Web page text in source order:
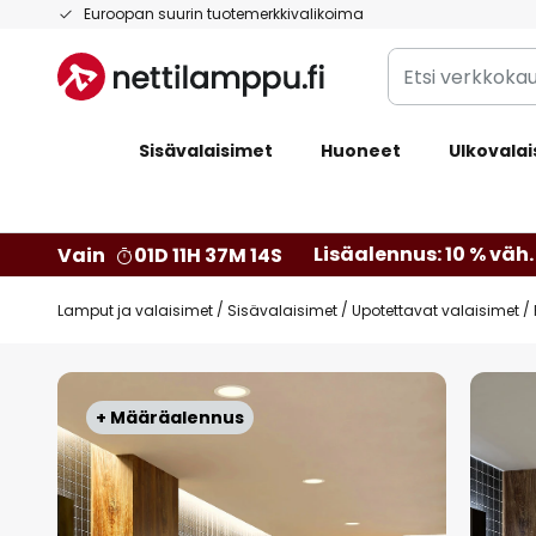
Euroopan suurin tuotemerkkivalikoima
Skip
Content
Etsi
verkkokaupan
Sisävalaisimet Huoneet
Vain 01D 11H 37M 13S Lisäalennus: 10 %
Lamput ja valaisimet Sisävalaisimet Upotettavat valaisimet
+ Määräalennus
Skip
the
end
of